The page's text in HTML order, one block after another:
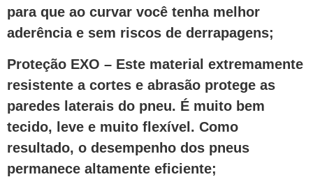
para que ao curvar você tenha melhor
aderência e sem riscos de derrapagens;
Proteção EXO – Este material extremamente
resistente a cortes e abrasão protege as
paredes laterais do pneu. É muito bem
tecido, leve e muito flexível. Como
resultado, o desempenho dos pneus
permanece altamente eficiente;